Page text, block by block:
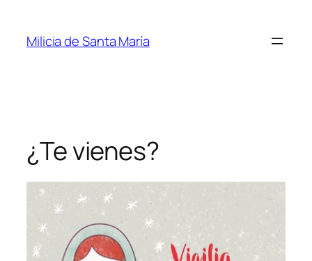
contenido
Milicia de Santa María
¿Te vienes?